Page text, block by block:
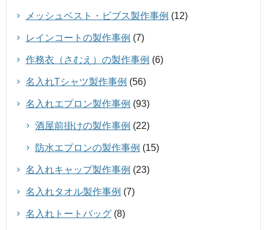
メッシュベスト・ビブス製作事例 (12)
レインコートの製作事例 (7)
作務衣（さむえ）の製作事例 (6)
名入れTシャツ製作事例 (56)
名入れエプロン製作事例 (93)
酒屋前掛けの製作事例 (22)
防水エプロンの製作事例 (15)
名入れキャップ製作事例 (23)
名入れタオル製作事例 (7)
名入れトートバッグ (8)